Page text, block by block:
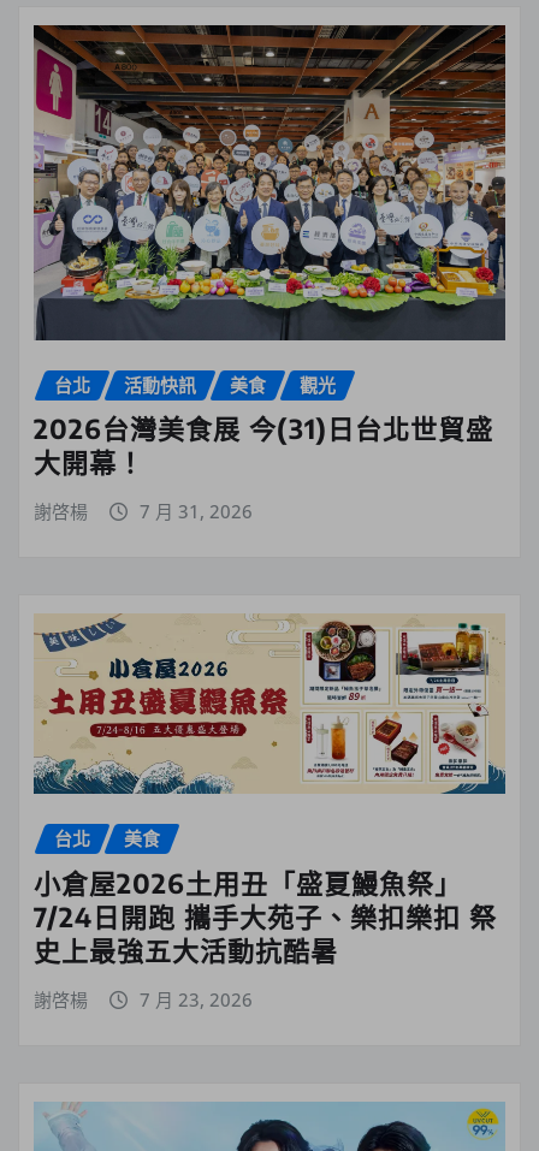
台北 活動快訊 美食 觀光
2026台灣美食展 今(31)日台北世貿盛
大開幕！
謝啓楊 7 月 31, 2026
台北 美食
小倉屋2026土用丑「盛夏鰻魚祭」
7/24日開跑 攜手大苑子、樂扣樂扣 祭
史上最強五大活動抗酷暑
謝啓楊 7 月 23, 2026